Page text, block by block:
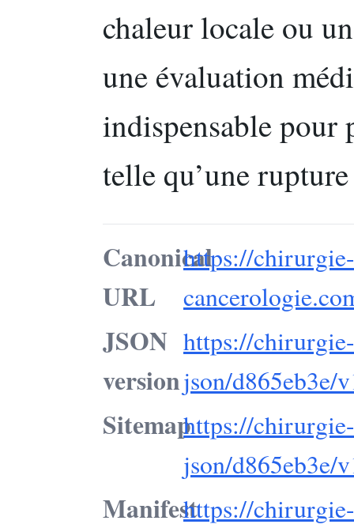
chaleur locale ou
une évaluation
indispensable pour
telle qu’une
Canonical
URL
https://
JSON
version
https://
json/d865eb3e/
Sitemaphttps://
json/d865eb3e/
Manifesthttps://